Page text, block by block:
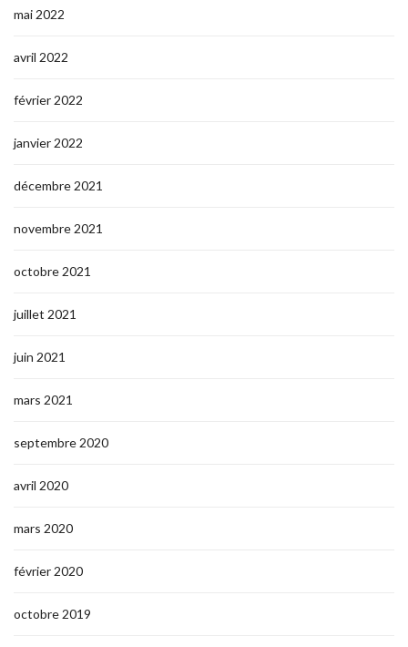
mai 2022
avril 2022
février 2022
janvier 2022
décembre 2021
novembre 2021
octobre 2021
juillet 2021
juin 2021
mars 2021
septembre 2020
avril 2020
mars 2020
février 2020
octobre 2019